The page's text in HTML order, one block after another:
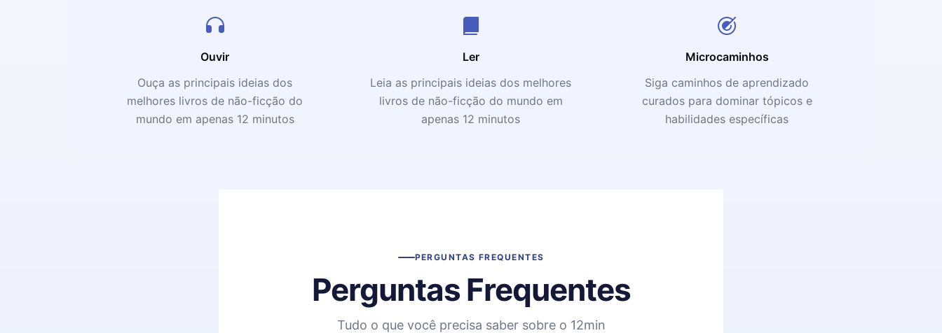
Ouvir
Ouça as principais ideias dos
melhores livros de não-ficção do
mundo em apenas 12 minutos
Ler
Leia as principais ideias dos melhores
livros de não-ficção do mundo em
apenas 12 minutos
Microcaminhos
Siga caminhos de aprendizado
curados para dominar tópicos e
habilidades específicas
PERGUNTAS FREQUENTES
Perguntas Frequentes
Tudo o que você precisa saber sobre o 12min